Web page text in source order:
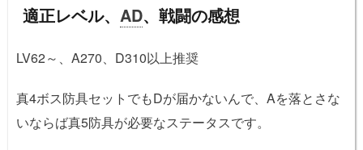
適正レベル、 AD、戦闘の感想
LV62～、A270、D310以上推奨
真4ボス防具セットでもDが届かないんで、Aを落とさな
いならば真5防具が必要なステータスです。